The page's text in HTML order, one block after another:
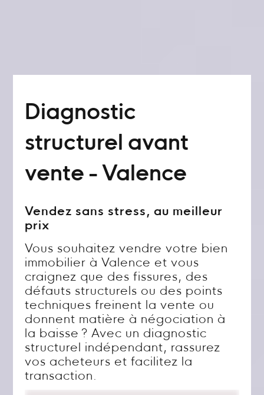
Diagnostic
structurel avant
vente - Valence
Vendez sans stress, au meilleur
prix
Vous souhaitez vendre votre bien
immobilier à Valence et vous
craignez que des fissures, des
défauts structurels ou des points
techniques freinent la vente ou
donnent matière à négociation à
la baisse ? Avec un diagnostic
structurel indépendant, rassurez
vos acheteurs et facilitez la
transaction.